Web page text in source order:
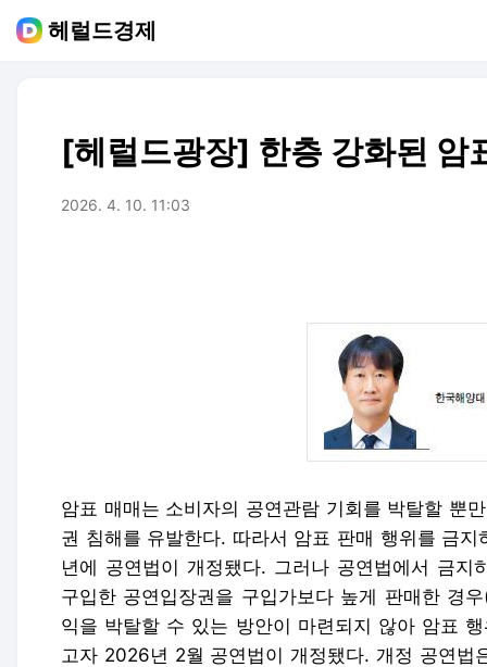
헤럴드경제
[헤럴드광장] 한층 강화된 암
2026. 4. 10. 11:03
암표 매매는 소비자의 공연관람 기회를 박탈할 뿐
권 침해를 유발한다. 따라서 암표 판매 행위를 금
년에 공연법이 개정됐다. 그러나 공연법에서 금지
구입한 공연입장권을 구입가보다 높게 판매한 경
익을 박탈할 수 있는 방안이 마련되지 않아 암표
고자 2026년 2월 공연법이 개정됐다. 개정 공연법